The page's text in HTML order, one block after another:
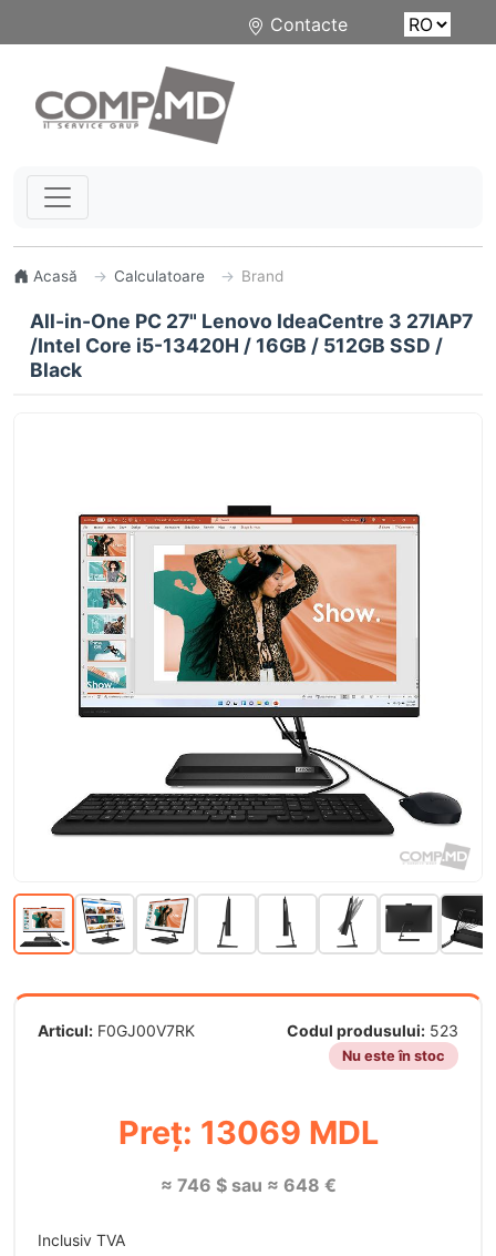
Contacte
Acasă Calculatoare Brand
All-in-One PC 27" Lenovo IdeaCentre 3 27IAP7
/Intel Core i5-13420H / 16GB / 512GB SSD /
Black
Articul: F0GJ00V7RK Codul produsului: 523
Nu este în stoc
Preț: 13069 MDL
≈ 746 $ sau ≈ 648 €
Inclusiv TVA